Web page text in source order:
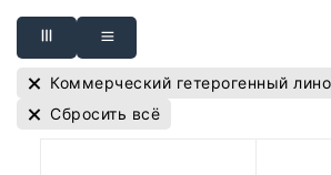
Коммерческий гетерогенный
Сбросить всё